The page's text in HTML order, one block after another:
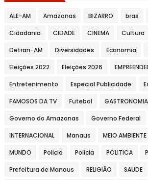
ALE-AM Amazonas BIZARRO bras
Cidadania CIDADE CINEMA Cultura
Detran-AM Diversidades Economia
Eleições 2022 Eleições 2026
Entretenimento Especial Publicidade
FAMOSOS DA TV Futebol GASTRONOMIA
Governo do Amazonas Governo Federal
INTERNACIONAL Manaus MEIO AMBIENTE
MUNDO Policia Polícia POLITICA
Prefeitura de Manaus RELIGIÃO SAUDE